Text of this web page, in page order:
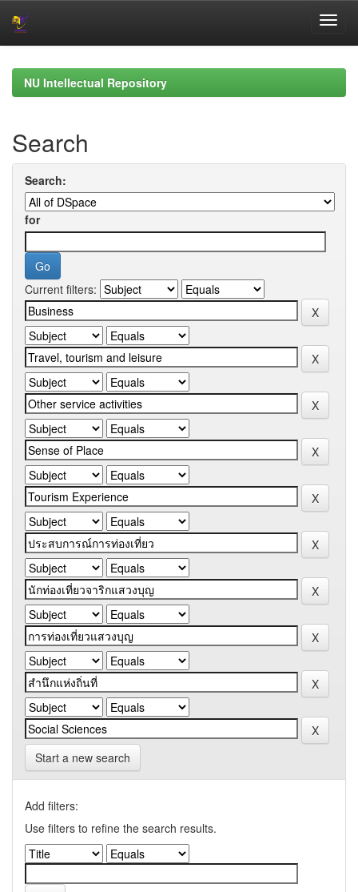
navigationNU Intellectual Repository
Search
Search:
for
Current filters:
Start a new search
Add filters:
Use filters to refine the search results.